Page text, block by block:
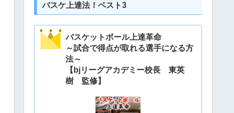
バスケ上達法！ベスト3
バスケットボール上達革命
～試合で得点が取れる選手になる方
法～
【bjリーグアカデミー校長 東英
樹 監修】